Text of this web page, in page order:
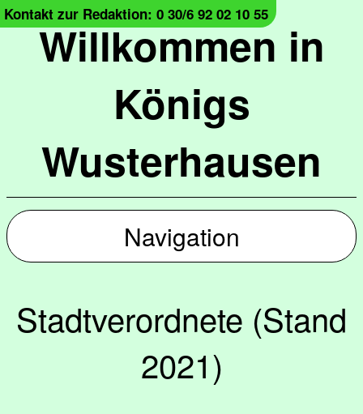
Willkommen in
Königs
Wusterhausen
Kontakt zur Redaktion: 0 30/6 92 02 10 55
Navigation
Stadtverordnete (Stand
2021)